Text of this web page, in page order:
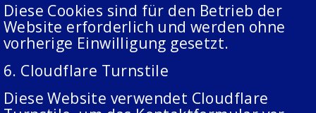
Diese Cookies sind für den Betrieb der
Website erforderlich und werden ohne
vorherige Einwilligung gesetzt.
6. Cloudflare Turnstile
Diese Website verwendet Cloudflare